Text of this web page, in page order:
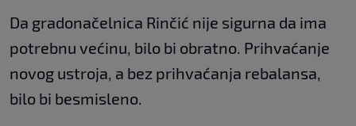
Da gradonačelnica Rinčić nije sigurna da ima
potrebnu većinu, bilo bi obratno. Prihvaćanje
novog ustroja, a bez prihvaćanja rebalansa,
bilo bi besmisleno.